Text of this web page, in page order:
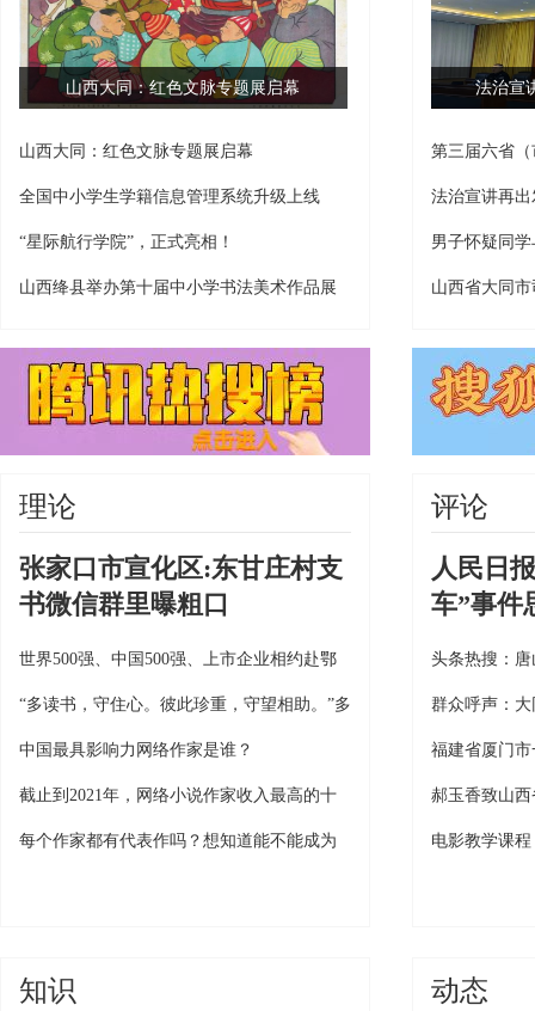
山西大同：红色文脉专题展启幕
山西大同：红色文脉专题展启幕
全国中小学生学籍信息管理系统升级上线
“星际航行学院”，正式亮相！
山西绛县举办第十届中小学书法美术作品展
法治宣
第三届六省
原举行
法治宣讲再
男子怀疑同
判死缓
山西省大同
理论
张家口市宣化区:东甘庄村支
书微信群里曝粗口
世界500强、中国500强、上市企业相约赴鄂
—2021湖北农业博览会正式开幕
“多读书，守住心。彼此珍重，守望相助。”多
位作家录视频为读者加油
中国最具影响力网络作家是谁？
截止到2021年，网络小说作家收入最高的十
位是？
每个作家都有代表作吗？想知道能不能成为
评论
人民日
车”事件
头条热搜：
恃无恐和车
群众呼声：
人管 质疑官
福建省厦门
数千万楼房
郝玉香致山
检察长的实
电影教学课
知识 动态